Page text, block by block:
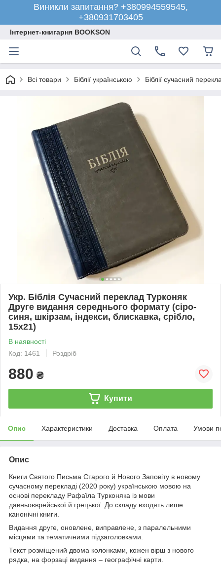
Виникли запитання? +380994559545,
+380931703405
Інтернет-книгарня BOOKSON
Всі товари Біблії українською Біблії сучасний
Укр. Біблія Сучасний переклад Турконяк
Друге видання середнього формату (сіро-
синя, шкірзам, індекси, блискавка, срібло,
15х21)
В наявності
Код: 1461
Роздріб
880 ₴
Купити
Опис Характеристики Доставка Оплата Умови
Опис
Книги Святого Письма Старого й Нового Заповіту в новому
сучасному перекладі (2020 року) українською мовою на
основі перекладу Рафаїла Турконяка із мови
давньоєврейської й грецької. До складу входять лише
канонічні книги.
Видання друге, оновлене, виправлене, з паралельними
місцями та тематичними підзаголовками.
Текст розміщений двома колонками, кожен вірш з нового
рядка, на форзаці видання – географічні карти.